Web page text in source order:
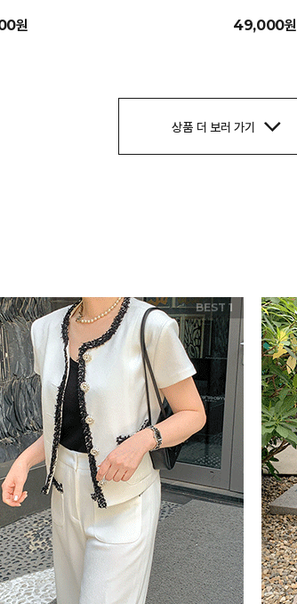
원 49,000원
상품 더 보러 가기
BEST 1